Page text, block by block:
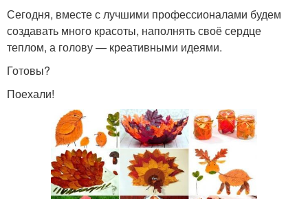
Сегодня, вместе с лучшими профессионалами будем
создавать много красоты, наполнять своё сердце
теплом, а голову — креативными идеями.
Готовы?
Поехали!